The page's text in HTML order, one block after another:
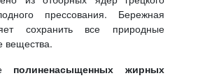
прессования. Бережная
сохранить все природные
вещества.
полиненасыщенных жирных